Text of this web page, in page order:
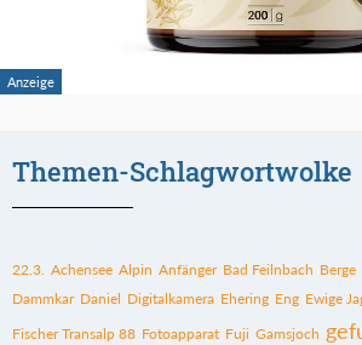
Themen-Schlagwortwolke
22.3. Achensee Alpin Anfänger Bad Feilnbach Berge
Dammkar Daniel Digitalkamera Ehering Eng Ewige
Fischer Transalp 88 Fotoapparat Fuji Gamsjoch